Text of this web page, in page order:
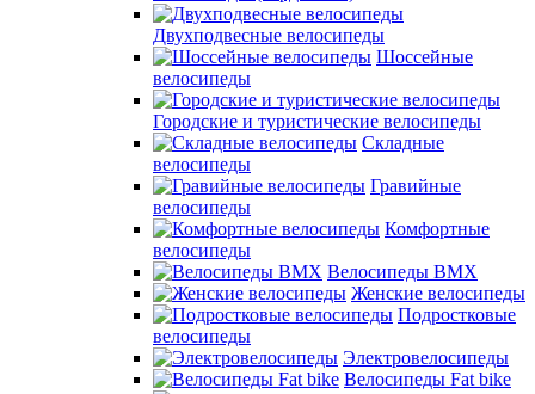
Двухподвесные велосипеды
Шоссейные
велосипеды
Городские и туристические велосипеды
Складные
велосипеды
Гравийные
велосипеды
Комфортные
велосипеды
Велосипеды BMX
Женские велосипеды
Подростковые
велосипеды
Электровелосипеды
Велосипеды Fat bike